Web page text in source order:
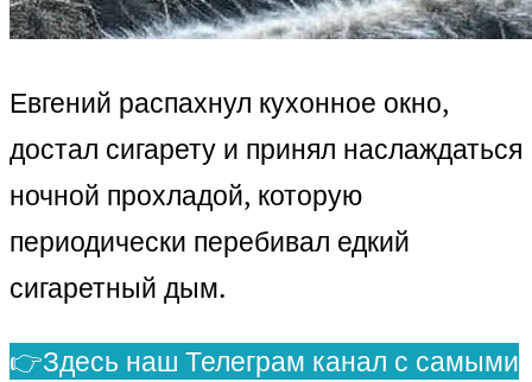
Евгений распахнул кухонное окно,
достал сигарету и принял наслаждаться
ночной прохладой, которую
периодически перебивал едкий
сигаретный дым.
👉Здесь наш Телеграм канал с самыми